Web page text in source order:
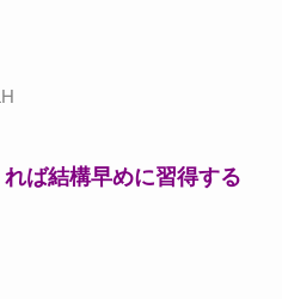
ば結構早めに習得する